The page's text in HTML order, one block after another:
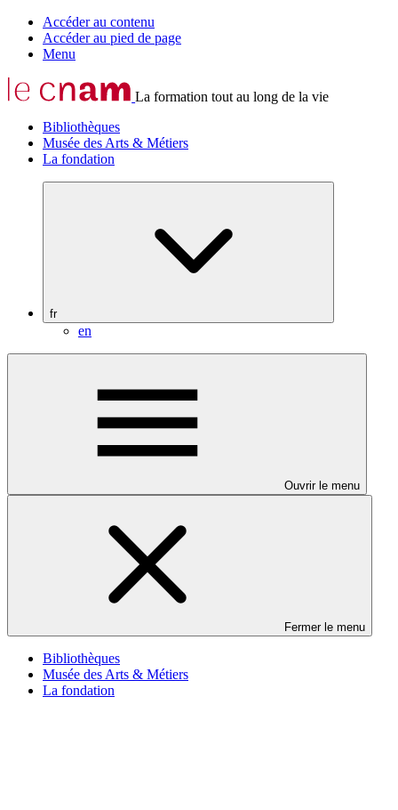
Accéder au contenu
Accéder au pied de page
Menu
La formation tout au long de la vie
Bibliothèques
Musée des Arts & Métiers
La fondation
fr
en
Ouvrir le menu
Fermer le menu
Bibliothèques
Musée des Arts & Métiers
La fondation